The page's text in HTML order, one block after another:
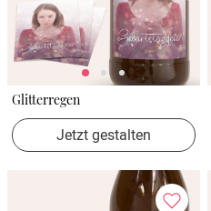
Glitterregen
Jetzt gestalten